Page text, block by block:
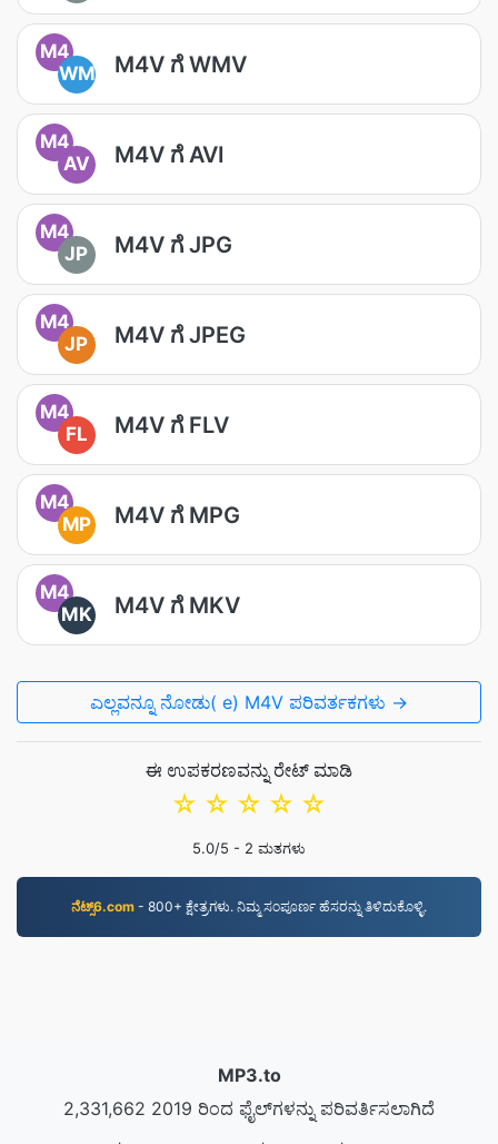
M4
WM
M4V ಗೆ WMV
M4
AV
M4V ಗೆ AVI
M4
JP
M4V ಗೆ JPG
M4
JP
M4V ಗೆ JPEG
M4
FL
M4V ಗೆ FLV
M4
MP
M4V ಗೆ MPG
M4
MK
M4V ಗೆ MKV
ಎಲ್ಲವನ್ನೂ ನೋಡು( e) M4V ಪರಿವರ್ತಕಗಳು →
ಈ ಉಪಕರಣವನ್ನು ರೇಟ್ ಮಾಡಿ
☆
☆
☆
☆
☆
5.0/5 - 2 ಮತಗಳು
ನೆಟ್ಸ್6.com - 800+ ಕ್ಷೇತ್ರಗಳು. ನಿಮ್ಮ ಸಂಪೂರ್ಣ ಹೆಸರನ್ನು ತಿಳಿದುಕೊಳ್ಳಿ.
MP3.to
2,331,662 2019 ರಿಂದ ಫೈಲ್‌ಗಳನ್ನು ಪರಿವರ್ತಿಸಲಾಗಿದೆ